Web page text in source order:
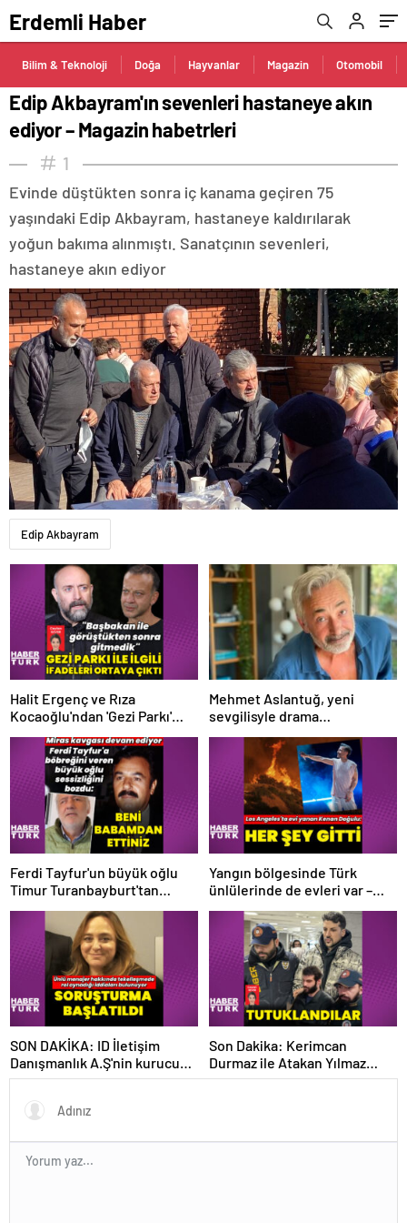
Erdemli Haber
Bilim & Teknoloji Doğa Hayvanlar Magazin Otomobil
Edip Akbayram'ın sevenleri hastaneye akın
ediyor – Magazin habetrleri
1
Evinde düştükten sonra iç kanama geçiren 75
yaşındaki Edip Akbayram, hastaneye kaldırılarak
yoğun bakıma alınmıştı. Sanatçının sevenleri,
hastaneye akın ediyor
Edip Akbayram
Halit Ergenç ve Rıza
Kocaoğlu'ndan 'Gezi Parkı'
ifadesi – Magazin haberleri
Mehmet Aslantuğ, yeni
sevgilisyle drama
çalışmalarında tanıştı –
Magazin haberleri
Ferdi Tayfur'un büyük oğlu
Timur Turanbayburt'tan
Yangın bölgesinde Türk
ünlülerinde de evleri var –
SON DAKİKA: ID İletişim
Danışmanlık A.Ş'nin kurucusu
ve ortağı olan Ayşe Barım
başlatıldı
Son Dakika: Kerimcan
Durmaz ile Atakan Yılmaz
tutuklandı! Durmaz'ın